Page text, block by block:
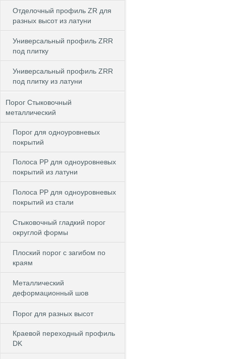
Отделочный профиль ZR для
разных высот из латуни
Универсальный профиль ZRR
под плитку
Универсальный профиль ZRR
под плитку из латуни
Порог Стыковочный
металлический
Порог для одноуровневых
покрытий
Полоса PP для одноуровневых
покрытий из латуни
Полоса PP для одноуровневых
покрытий из стали
Стыковочный гладкий порог
округлой формы
Плоский порог с загибом по
краям
Металлический
деформационный шов
Порог для разных высот
Краевой переходный профиль
DK